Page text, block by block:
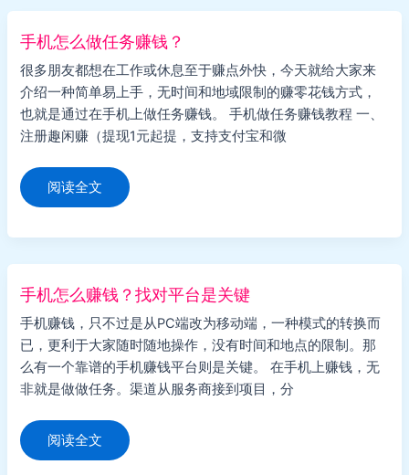
单
结
的
平
台
（免
兼
职）
手机怎么做任务赚钱？
很多朋友都想在工作或休息至于赚点外快，今天就给大家来
介绍一种简单易上手，无时间和地域限制的赚零花钱方式，
也就是通过在手机上做任务赚钱。 手机做任务赚钱教程 一、
注册趣闲赚（提现1元起提，支持支付宝和微
手
机
怎
做
务
钱？
阅读全文
手机怎么赚钱？找对平台是关键
手机赚钱，只不过是从PC端改为移动端，一种模式的转换而
已，更利于大家随时随地操作，没有时间和地点的限制。那
么有一个靠谱的手机赚钱平台则是关键。 在手机上赚钱，无
非就是做做任务。渠道从服务商接到项目，分
手
机
怎
阅读全文